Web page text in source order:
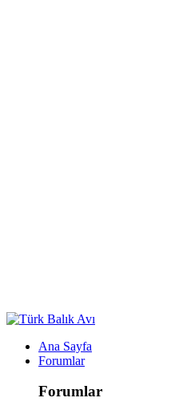
Ana Sayfa
Forumlar
Forumlar